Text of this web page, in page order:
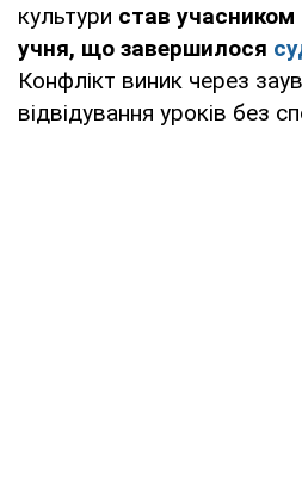
культури став учасником
учня, що завершилося
Конфлікт виник через
відвідування уроків без